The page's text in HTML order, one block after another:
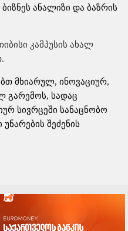
ანალიზი და ბაზრის
კამპუსის ახალ
მხიარულ, ინოვაციურ,
გარემოს, სადაც
სივრცეში სანაცნობო
შეძენის